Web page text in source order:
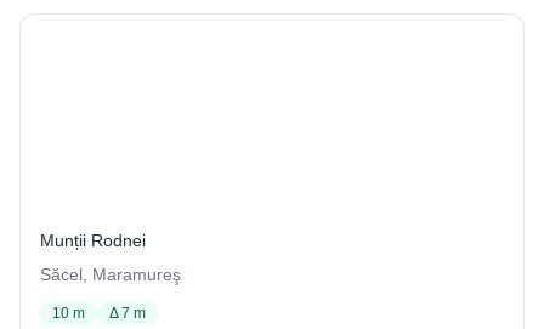
Munții Rodnei
Săcel, Maramureş
10 m Δ 7 m